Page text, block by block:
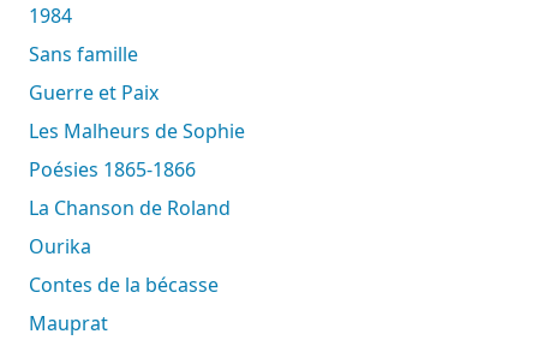
1984
Sans famille
Guerre et Paix
Les Malheurs de Sophie
Poésies 1865-1866
La Chanson de Roland
Ourika
Contes de la bécasse
Mauprat